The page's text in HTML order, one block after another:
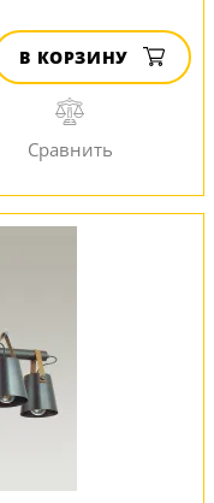
В КОРЗИНУ